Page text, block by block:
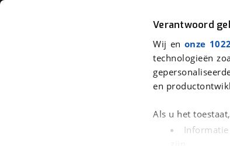
Verantwoord
Wij en onze
technologieën
en
Als u het
Auto Fiets
Kampeervoertuigen
We hebben 2